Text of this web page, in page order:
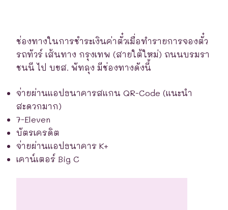
ช่องทางในการชำระเงินค่าตั๋วเมื่อทำรายการจองตั๋ว
รถทัวร์ เส้นทาง กรุงเทพ (สายใต้ใหม่) ถนนบรมรา
ชนนี ไป บขส. พัทลุง มีช่องทางดังนี้
จ่ายผ่านแอปธนาคารสแกน QR-Code (แนะนำ
สะดวกมาก)
7-Eleven
บัตรเครดิต
จ่ายผ่านแอปธนาคาร K+
เคาน์เตอร์ Big C